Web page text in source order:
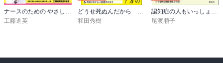
工藤進英
和田秀樹
尾渡順子